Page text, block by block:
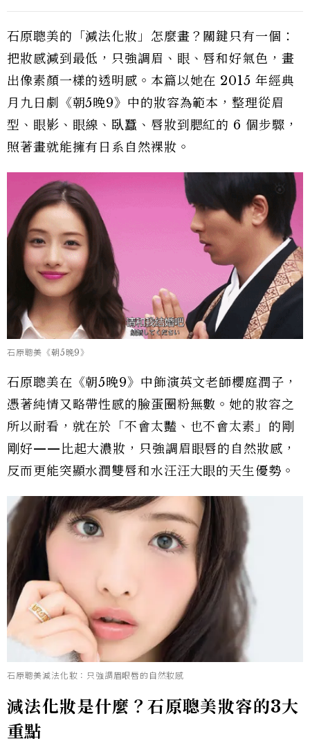
石原聰美的「減法化妝」怎麼畫？關鍵只有一個：
把妝感減到最低，只強調眉、眼、唇和好氣色，畫
出像素顏一樣的透明感。本篇以她在 2015 年經典
月九日劇《朝5晚9》中的妝容為範本，整理從眉
型、眼影、眼線、臥蠶、唇妝到腮紅的 6 個步驟，
照著畫就能擁有日系自然裸妝。
石原聰美《朝5晚9》
石原聰美在《朝5晚9》中飾演英文老師櫻庭潤子，
憑著純情又略帶性感的臉蛋圈粉無數。她的妝容之
所以耐看，就在於「不會太豔、也不會太素」的剛
剛好——比起大濃妝，只強調眉眼唇的自然妝感，
反而更能突顯水潤雙唇和水汪汪大眼的天生優勢。
石原聰美減法化妝：只強調眉眼唇的自然妝感
減法化妝是什麼？石原聰美妝容的3大
重點